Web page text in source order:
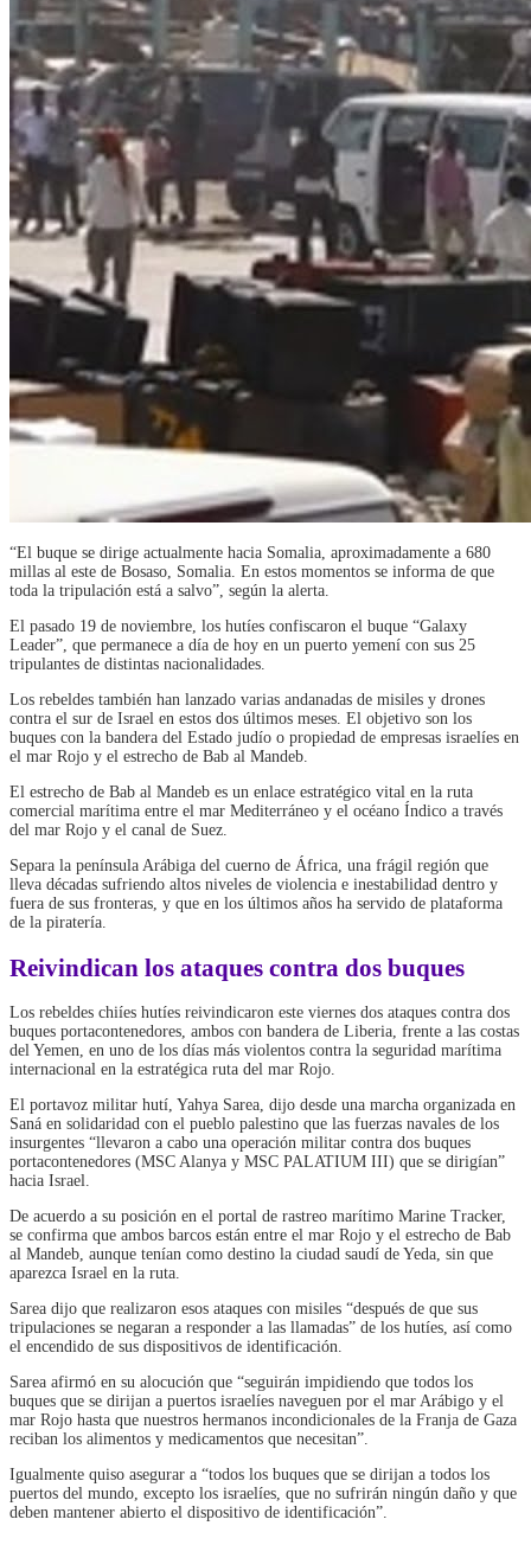
“El buque se dirige actualmente hacia Somalia, aproximadamente a 680
millas al este de Bosaso, Somalia. En estos momentos se informa de que
toda la tripulación está a salvo”, según la alerta.
El pasado 19 de noviembre, los hutíes confiscaron el buque “Galaxy
Leader”, que permanece a día de hoy en un puerto yemení con sus 25
tripulantes de distintas nacionalidades.
Los rebeldes también han lanzado varias andanadas de misiles y drones
contra el sur de Israel en estos dos últimos meses. El objetivo son los
buques con la bandera del Estado judío o propiedad de empresas israelíes en
el mar Rojo y el estrecho de Bab al Mandeb.
El estrecho de Bab al Mandeb es un enlace estratégico vital en la ruta
comercial marítima entre el mar Mediterráneo y el océano Índico a través
del mar Rojo y el canal de Suez.
Separa la península Arábiga del cuerno de África, una frágil región que
lleva décadas sufriendo altos niveles de violencia e inestabilidad dentro y
fuera de sus fronteras, y que en los últimos años ha servido de plataforma
de la piratería.
Reivindican los ataques contra dos buques
Los rebeldes chiíes hutíes reivindicaron este viernes dos ataques contra dos
buques portacontenedores, ambos con bandera de Liberia, frente a las costas
del Yemen, en uno de los días más violentos contra la seguridad marítima
internacional en la estratégica ruta del mar Rojo.
El portavoz militar hutí, Yahya Sarea, dijo desde una marcha organizada en
Saná en solidaridad con el pueblo palestino que las fuerzas navales de los
insurgentes “llevaron a cabo una operación militar contra dos buques
portacontenedores (MSC Alanya y MSC PALATIUM III) que se dirigían”
hacia Israel.
De acuerdo a su posición en el portal de rastreo marítimo Marine Tracker,
se confirma que ambos barcos están entre el mar Rojo y el estrecho de Bab
al Mandeb, aunque tenían como destino la ciudad saudí de Yeda, sin que
aparezca Israel en la ruta.
Sarea dijo que realizaron esos ataques con misiles “después de que sus
tripulaciones se negaran a responder a las llamadas” de los hutíes, así como
el encendido de sus dispositivos de identificación.
Sarea afirmó en su alocución que “seguirán impidiendo que todos los
buques que se dirijan a puertos israelíes naveguen por el mar Arábigo y el
mar Rojo hasta que nuestros hermanos incondicionales de la Franja de Gaza
reciban los alimentos y medicamentos que necesitan”.
Igualmente quiso asegurar a “todos los buques que se dirijan a todos los
puertos del mundo, excepto los israelíes, que no sufrirán ningún daño y que
deben mantener abierto el dispositivo de identificación”.